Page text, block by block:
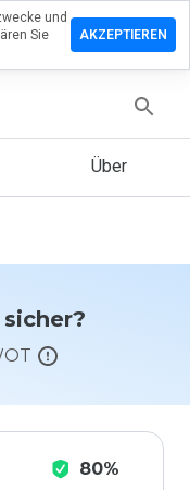
Über
80%
und
Sie
AKZEPTIEREN